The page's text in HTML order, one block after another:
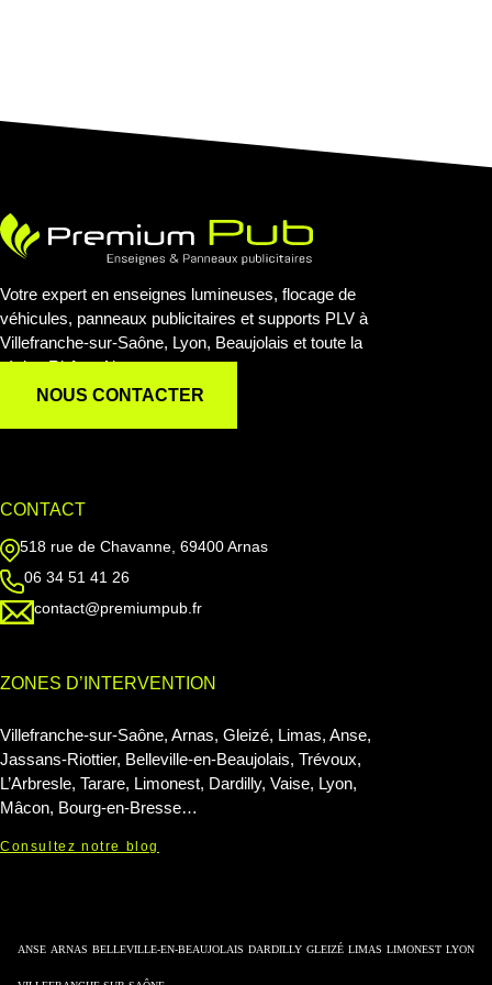
Votre expert en enseignes lumineuses, flocage de
véhicules, panneaux publicitaires et supports PLV à
Villefranche-sur-Saône, Lyon, Beaujolais et toute la
région Rhône-Alpes.
NOUS CONTACTER
CONTACT
518 rue de Chavanne, 69400 Arnas
06 34 51 41 26
contact@premiumpub.fr
ZONES D’INTERVENTION
Villefranche-sur-Saône, Arnas, Gleizé, Limas, Anse,
Jassans-Riottier, Belleville-en-Beaujolais, Trévoux,
L’Arbresle, Tarare, Limonest, Dardilly, Vaise, Lyon,
Mâcon, Bourg-en-Bresse…
Consultez notre blog
ANSE ARNAS BELLEVILLE-EN-BEAUJOLAIS DARDILLY GLEIZÉ LIMAS LIMONEST LYON